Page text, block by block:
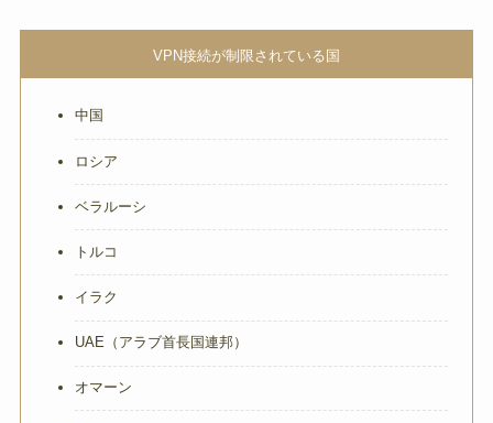
VPN接続が制限されている国
中国
ロシア
ベラルーシ
トルコ
イラク
UAE（アラブ首長国連邦）
オマーン